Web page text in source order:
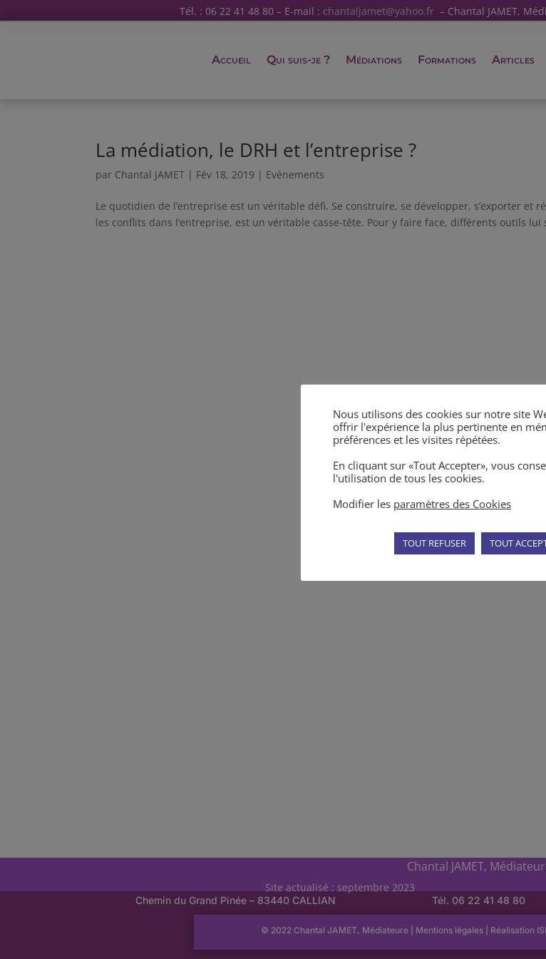
Tél. : 06 22 41 48 80 – E-mail : chantaljamet@yahoo.fr – Chantal JAMET,
Accueil Qui suis-je ? Médiations Formations Articles
La médiation, le DRH et l’entreprise ?
par Chantal JAMET | Fév 18, 2019 | Evènements
Le quotidien de l’entreprise est un véritable défi. Se construire, se développer, s’exporter et
les conflits dans l’entreprise, est un véritable casse-tête. Pour y faire face, différents outils lui
Chantal JAMET,
Site actualisé : septembre 2023
Chemin du Grand Pinée – 83440 CALLIAN Tél. 06 22 41 48 80
© 2022 Chantal JAMET, Médiateure | Mentions légales| Réalisation
Nous utilisons des cookies sur notre site
offrir l'expérience la plus pertinente en
préférences et les visites répétées.
En cliquant sur «Tout Accepter», vous
l'utilisation de tous les cookies.
Modifier les paramètres des Cookies
TOUT REFUSER TOUT